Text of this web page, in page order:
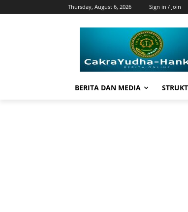
Thursday, August 6, 2026 Sign in / Join
BERITA DAN MEDIA